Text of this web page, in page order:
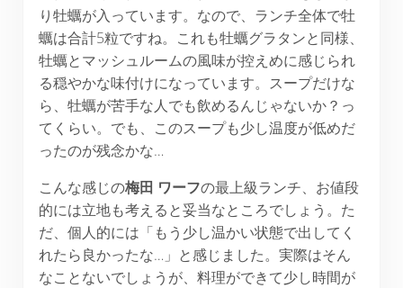
り牡蠣が入っています。なので、ランチ全体で牡
蠣は合計5粒ですね。これも牡蠣グラタンと同様、
牡蠣とマッシュルームの風味が控えめに感じられ
る穏やかな味付けになっています。スープだけな
ら、牡蠣が苦手な人でも飲めるんじゃないか？っ
てくらい。でも、このスープも少し温度が低めだ
ったのが残念かな…
こんな感じの梅田 ワーフの最上級ランチ、お値段
的には立地も考えると妥当なところでしょう。た
だ、個人的には「もう少し温かい状態で出してく
れたら良かったな…」と感じました。実際はそん
なことないでしょうが、料理ができて少し時間が